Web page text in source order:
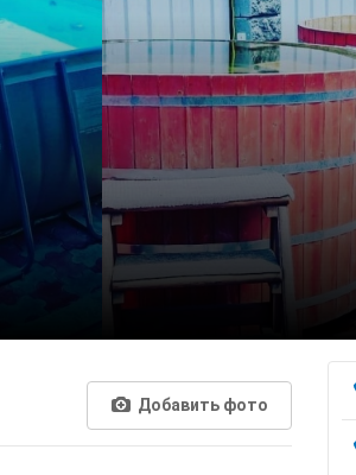
Добавить фото